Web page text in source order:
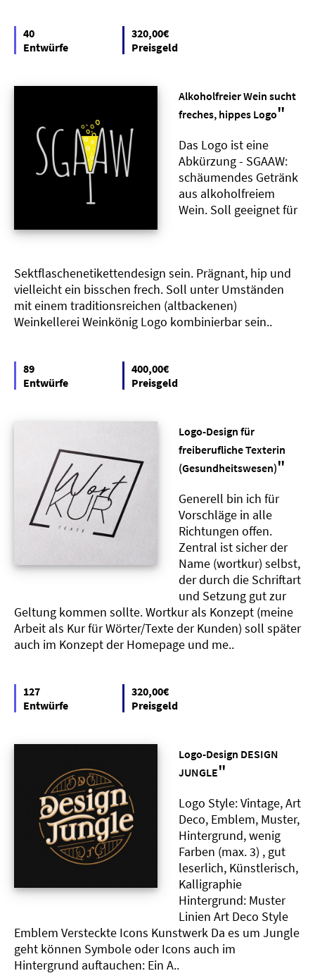
40
Entwürfe
320,00€
Preisgeld
Alkoholfreier Wein sucht
freches, hippes Logo"
Das Logo ist eine
Abkürzung - SGAAW:
schäumendes Getränk
aus alkoholfreiem
Wein. Soll geeignet für
Sektflaschenetikettendesign sein. Prägnant, hip und
vielleicht ein bisschen frech. Soll unter Umständen
mit einem traditionsreichen (altbackenen)
Weinkellerei Weinkönig Logo kombinierbar sein..
89
Entwürfe
400,00€
Preisgeld
Logo-Design für
freiberufliche Texterin
(Gesundheitswesen)"
Generell bin ich für
Vorschläge in alle
Richtungen offen.
Zentral ist sicher der
Name (wortkur) selbst,
der durch die Schriftart
und Setzung gut zur
Geltung kommen sollte. Wortkur als Konzept (meine
Arbeit als Kur für Wörter/Texte der Kunden) soll später
auch im Konzept der Homepage und me..
127
Entwürfe
320,00€
Preisgeld
Logo-Design DESIGN
JUNGLE"
Logo Style: Vintage, Art
Deco, Emblem, Muster,
Hintergrund, wenig
Farben (max. 3) , gut
leserlich, Künstlerisch,
Kalligraphie
Hintergrund: Muster
Linien Art Deco Style
Emblem Versteckte Icons Kunstwerk Da es um Jungle
geht können Symbole oder Icons auch im
Hintergrund auftauchen: Ein A..